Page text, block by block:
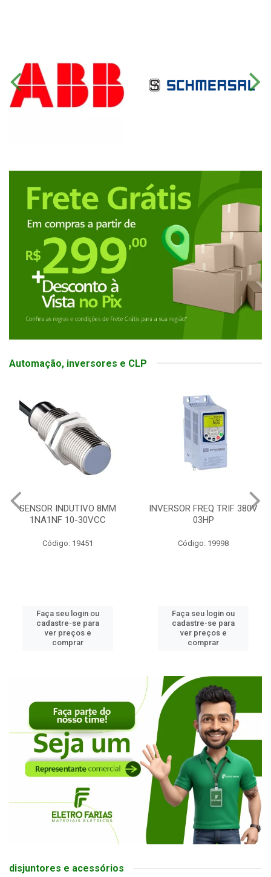
Automação, inversores e CLP
SENSOR INDUTIVO 8MM
1NA1NF 10-30VCC
Código: 19451
Faça seu login ou
cadastre-se para
ver preços e
comprar
INVERSOR FREQ TRIF 380V
03HP
Código: 19998
Faça seu login ou
cadastre-se para
ver preços e
comprar
disjuntores e acessórios